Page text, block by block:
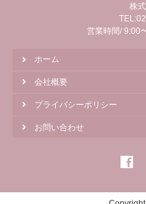
株
営業時間/ 9:00
ホーム
会社概要
プライバシーポリシー
お問い合わせ